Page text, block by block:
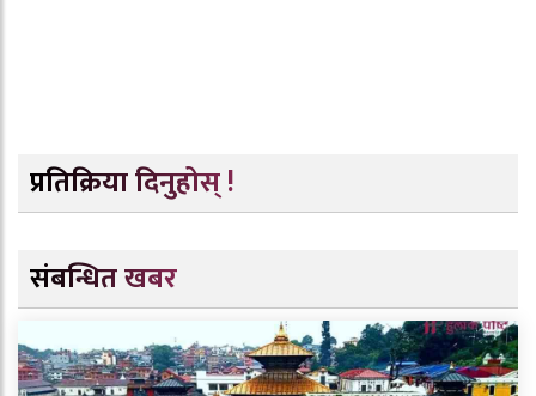
प्रतिक्रिया दिनुहोस् !
संबन्धित खबर